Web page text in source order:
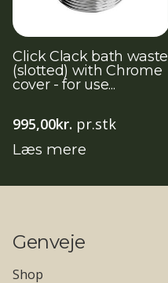
Click Clack bath waste
(slotted) with Chrome
cover - for use...
995,00kr. pr.stk
Læs mere
Genveje
Shop